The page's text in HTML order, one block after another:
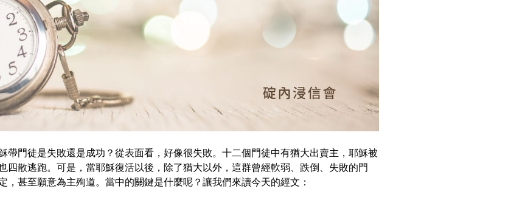
帶門徒是失敗還是成功？從表面看，好像很失敗。十二個門徒中有猶大出賣主，耶穌被
四散逃跑。可是，當耶穌復活以後，除了猶大以外，這群曾經軟弱、跌倒、失敗的門
，甚至願意為主殉道。當中的關鍵是什麼呢？讓我們來讀今天的經文：